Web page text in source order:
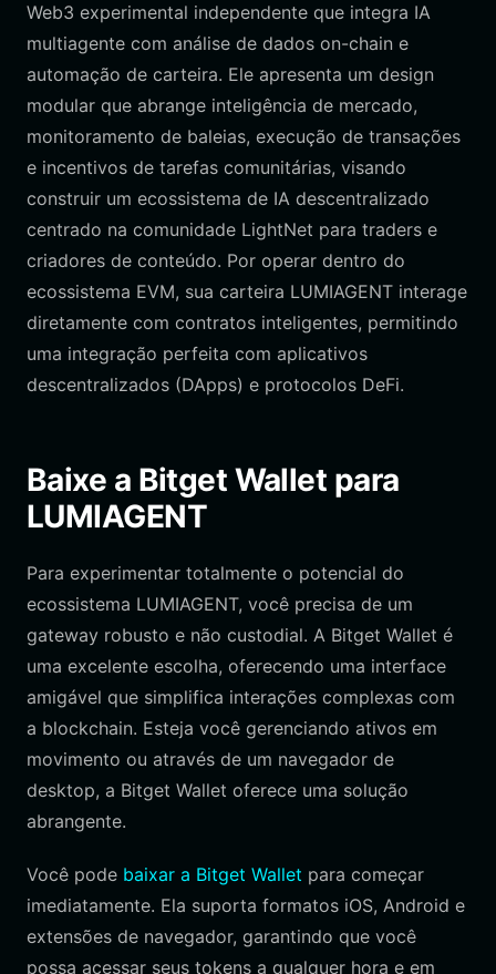
Web3 experimental independente que integra IA
multiagente com análise de dados on-chain e
automação de carteira. Ele apresenta um design
modular que abrange inteligência de mercado,
monitoramento de baleias, execução de transações
e incentivos de tarefas comunitárias, visando
construir um ecossistema de IA descentralizado
centrado na comunidade LightNet para traders e
criadores de conteúdo. Por operar dentro do
ecossistema EVM, sua carteira LUMIAGENT interage
diretamente com contratos inteligentes, permitindo
uma integração perfeita com aplicativos
descentralizados (DApps) e protocolos DeFi.
Baixe a Bitget Wallet para
LUMIAGENT
Para experimentar totalmente o potencial do
ecossistema LUMIAGENT, você precisa de um
gateway robusto e não custodial. A Bitget Wallet é
uma excelente escolha, oferecendo uma interface
amigável que simplifica interações complexas com
a blockchain. Esteja você gerenciando ativos em
movimento ou através de um navegador de
desktop, a Bitget Wallet oferece uma solução
abrangente.
Você pode baixar a Bitget Wallet para começar
imediatamente. Ela suporta formatos iOS, Android e
extensões de navegador, garantindo que você
possa acessar seus tokens a qualquer hora e em